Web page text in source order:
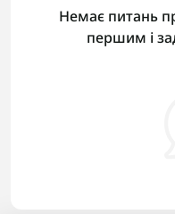
Немає питань
першим і